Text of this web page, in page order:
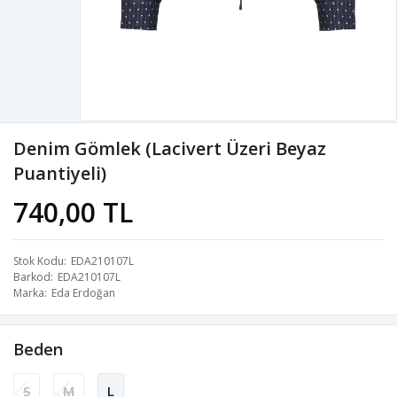
Denim Gömlek (Lacivert Üzeri Beyaz
Puantiyeli)
740,00 TL
Stok Kodu EDA210107L
Barkod EDA210107L
Marka Eda Erdoğan
Beden
S M L